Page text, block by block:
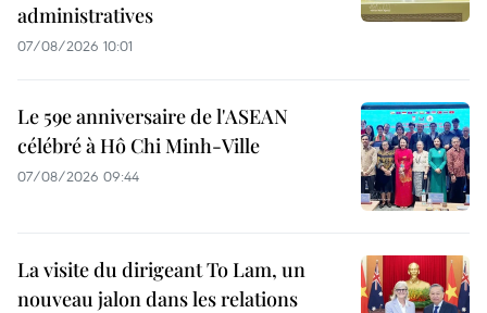
administratives
07/08/2026 10:01
Le 59e anniversaire de l'ASEAN
célébré à Hô Chi Minh-Ville
07/08/2026 09:44
La visite du dirigeant To Lam, un
nouveau jalon dans les relations